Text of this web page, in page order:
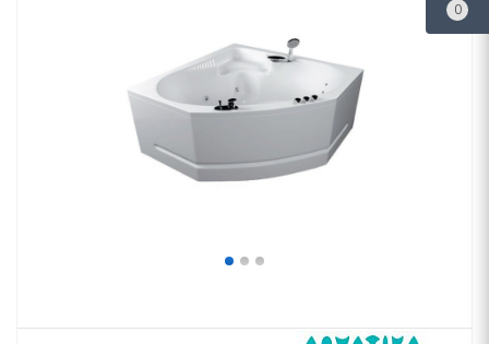
0